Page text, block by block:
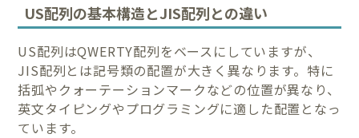
US配列の基本構造とJIS配列との違い
US配列はQWERTY配列をベースにしていますが、
JIS配列とは記号類の配置が大きく異なります。特に
括弧やクォーテーションマークなどの位置が異なり、
英文タイピングやプログラミングに適した配置となっ
ています。